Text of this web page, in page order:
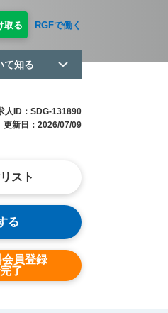
取る RGFで働く
て知る
人ID：SDG-131890
更新日：2026/07/09
スト
る
会員登録
了